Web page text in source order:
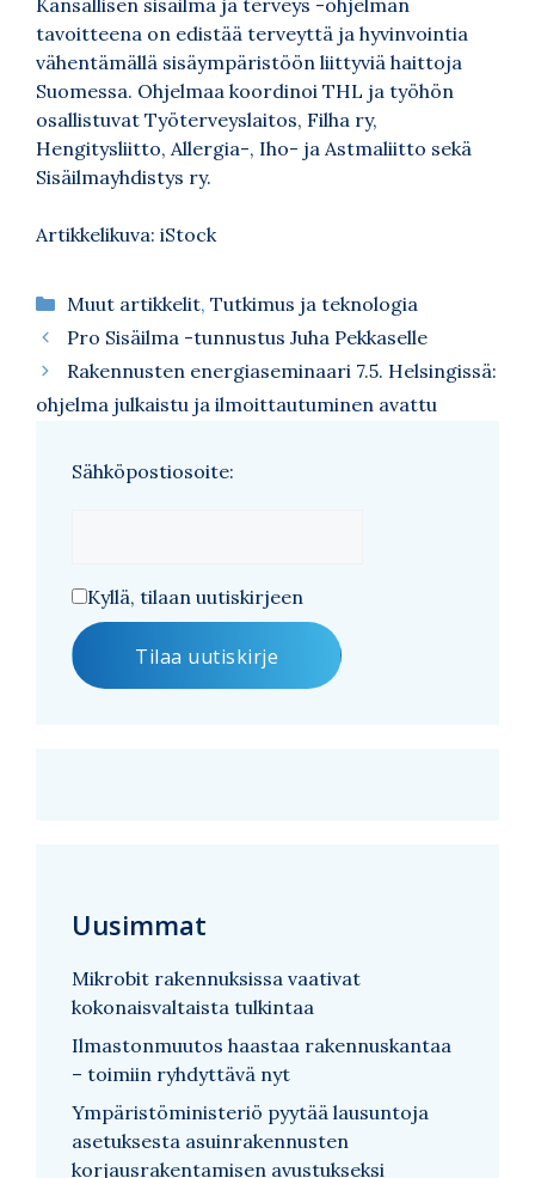
tavoitteena on edistää terveyttä ja hyvinvointia
vähentämällä sisäympäristöön liittyviä haittoja
Suomessa. Ohjelmaa koordinoi THL ja työhön
osallistuvat Työterveyslaitos, Filha ry,
Hengitysliitto, Allergia-, Iho- ja Astmaliitto sekä
Sisäilmayhdistys ry.
Artikkelikuva: iStock
Kategoriat
Muut artikkelit, Tutkimus ja teknologia
Pro Sisäilma -tunnustus Juha Pekkaselle
Rakennusten energiaseminaari 7.5. Helsingissä:
ohjelma julkaistu ja ilmoittautuminen avattu
Sähköpostiosoite:
Kyllä, tilaan uutiskirjeen
Uusimmat
Mikrobit rakennuksissa vaativat
kokonaisvaltaista tulkintaa
Ilmastonmuutos haastaa rakennuskantaa
– toimiin ryhdyttävä nyt
Ympäristöministeriö pyytää lausuntoja
asetuksesta asuinrakennusten
korjausrakentamisen avustukseksi